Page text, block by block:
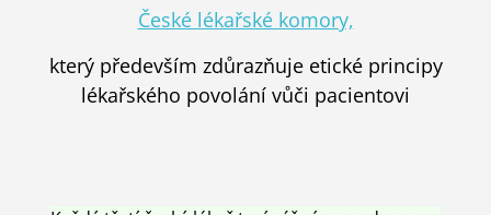
České lékařské komory,
který především zdůrazňuje etické principy
lékařského povolání vůči pacientovi